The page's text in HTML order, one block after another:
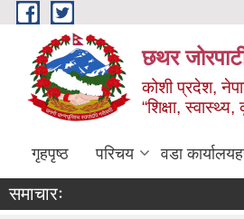
Skip to main content
छथर
कोशी प्रदेश,
“शिक्षा,
गृहपृष्ठ परिचय वडा
समाचारः